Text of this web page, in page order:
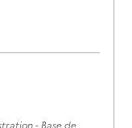
- Base de